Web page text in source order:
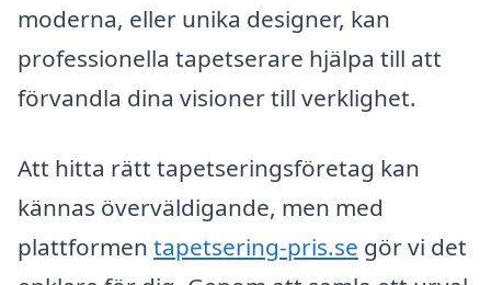
moderna, eller unika designer, kan
professionella tapetserare hjälpa till att
förvandla dina visioner till verklighet.
Att hitta rätt tapetseringsföretag kan
kännas överväldigande, men med
plattformen tapetsering-pris.se gör vi det